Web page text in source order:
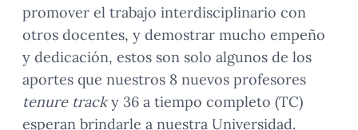
promover el trabajo interdisciplinario con
otros docentes, y demostrar mucho empeño
y dedicación, estos son solo algunos de los
aportes que nuestros 8 nuevos profesores
tenure tracky 36 a tiempo completo (TC)
esperan brindarle a nuestra Universidad.